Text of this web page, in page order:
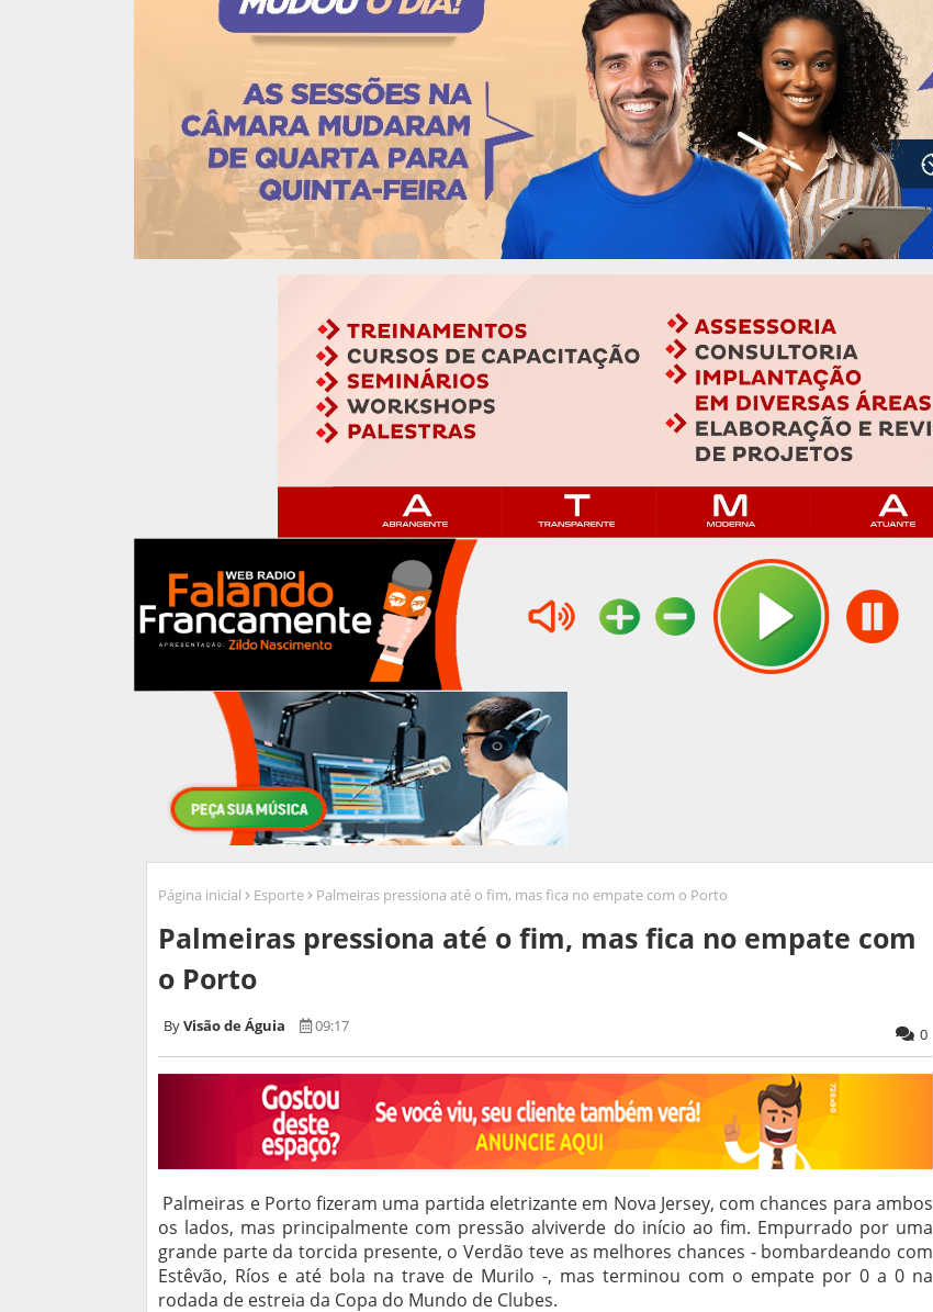
Página inicial Esporte Palmeiras pressiona até o fim, mas fica no empate com o Porto
Palmeiras pressiona até o fim, mas fica no empate com
o Porto
Visão de Águia 09:17 0
Palmeiras e Porto fizeram uma partida eletrizante em Nova Jersey, com chances para ambos
os lados, mas principalmente com pressão alviverde do início ao fim. Empurrado por uma
grande parte da torcida presente, o Verdão teve as melhores chances - bombardeando com
Estêvão, Ríos e até bola na trave de Murilo -, mas terminou com o empate por 0 a 0 na
rodada de estreia da Copa do Mundo de Clubes.